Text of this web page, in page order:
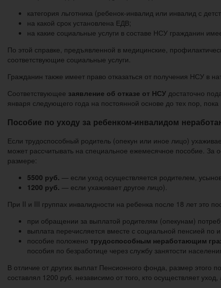
категория льготника (ребенок-инвалид или инвалид с
на какой срок установлена ЕДВ;
на какие социальные услуги в составе НСУ гражданин
По этой справке, предъявленной в медицинские,
соответствующие социальные услуги.
Гражданин также имеет право отказаться от получения НСУ в
Соответствующее заявление об отказе от НСУ достаточно
января следующего года на постоянной основе до тех пор,
Пособие по уходу за ребенком-инвалидом
Если трудоспособный родитель (опекун или иное лицо)
может рассчитывать на специальное ежемесячное пособие. За
размере:
5500 руб. — если уход осуществляется родителем,
1200 руб. — если ухаживает другое лицо).
При II и III группах инвалидности на ребенка после 18 лет это
при обращении за выплатой родителям (опекунам)
выплата перечисляется вместе с социальной пенсией по
пособие положено трудоспособным неработающим
пособия по безработице через службу занятости
В отличие от других выплат Пенсионного фонда, размер этого
составлял 1200 руб. независимо от того, кто осуществляет